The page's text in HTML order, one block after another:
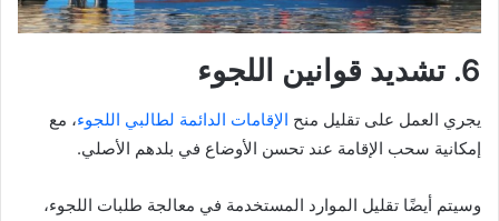
6. تشديد قوانين اللجوء
يجري العمل على تقليل منح الإقامات الدائمة لطالبي اللجوء، مع
إمكانية سحب الإقامة عند تحسن الأوضاع في بلدهم الأصلي.
وسيتم أيضًا تقليل الموارد المستخدمة في معالجة طلبات اللجوء،